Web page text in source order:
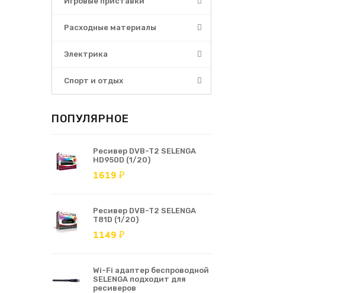
Расходные материалы
Электрика
Спорт и отдых
ПОПУЛЯРНОЕ
Ресивер DVB-T2 SELENGA
HD950D (1/20)
1619 ₽
Ресивер DVB-T2 SELENGA
T81D (1/20)
1149 ₽
Wi-Fi адаптер беспроводной
SELENGA подходит для
ресиверов